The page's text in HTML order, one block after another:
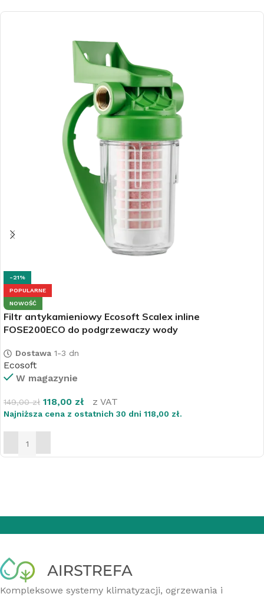
-21%
POPULARNE
NOWOŚĆ
Filtr antykamieniowy Ecosoft Scalex inline
FOSE200ECO do podgrzewaczy wody
Dostawa 1-3 dn
Ecosoft
W magazynie
149,00zł 118,00 zł z VAT
Najniższa cena z ostatnich 30 dni 118,00 zł.
DODAJ DO KOSZYKA
Kompleksowe systemy klimatyzacji, ogrzewania i